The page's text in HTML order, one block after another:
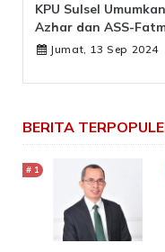
KPU Sulsel
Azhar dan ASS-
Jumat, 13 Sep 2024
BERITA